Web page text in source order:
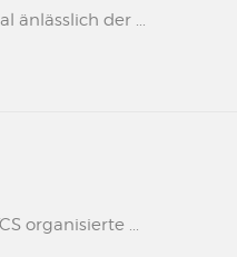
änlässlich der ...
organisierte ...